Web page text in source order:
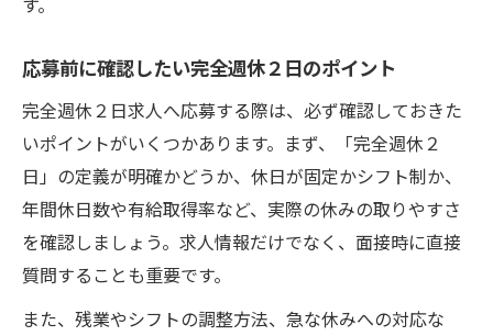
応募前に確認したい完全週休２日のポイント
完全週休２日求人へ応募する際は、必ず確認しておきた
いポイントがいくつかあります。まず、「完全週休２
日」の定義が明確かどうか、休日が固定かシフト制か、
年間休日数や有給取得率など、実際の休みの取りやすさ
を確認しましょう。求人情報だけでなく、面接時に直接
質問することも重要です。
また、残業やシフトの調整方法、急な休みへの対応な